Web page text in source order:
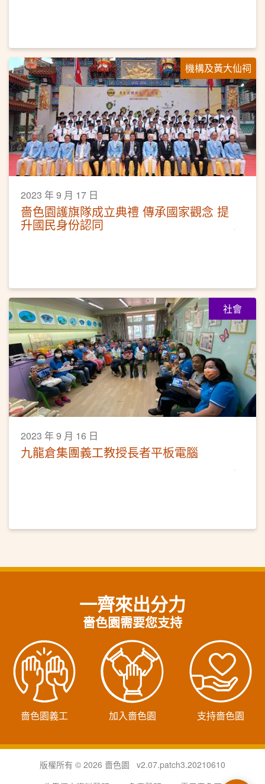
機構及黃大仙祠
2023 年 9 月 17 日
嗇色園護旗隊成立典禮 傳承國家觀念 提
升國民身份認同
社會
2023 年 9 月 16 日
九龍倉集團義工教授長者平板電腦
一齊來出分力
嗇色園需要您支持
嗇色園義工 加入嗇色園 支持嗇色園
版權所有 © 2026 嗇色園 v2.07.patch3.20210610